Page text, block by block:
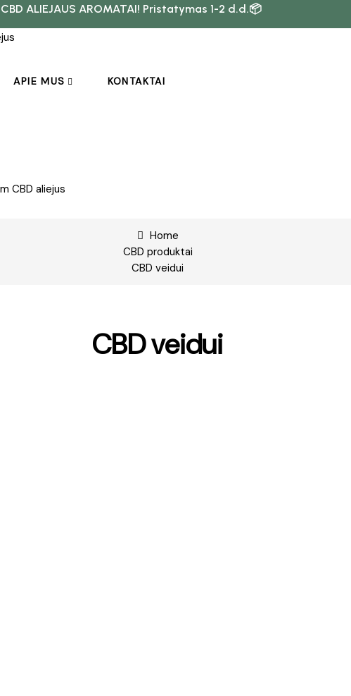
ALIEJAUS AROMATAI! Pristatymas 1-2 d.d.📦
APIE MUS KONTAKTAI
Home
CBD produktai
CBD veidui
CBD veidui